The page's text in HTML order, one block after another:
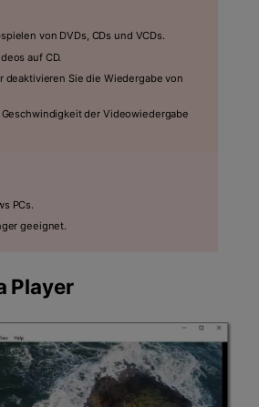
von DVDs, CDs und VCDs.
auf CD.
deaktivieren Sie die Wiedergabe von
der Videowiedergabe
PCs.
geeignet.
Player